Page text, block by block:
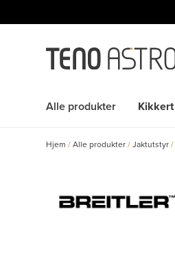
rett
Alle produkter Kikkert
Hjem /Alle produkter /Jaktutstyr /